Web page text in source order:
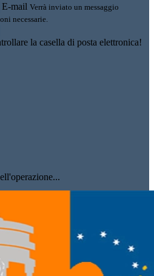
E-mail Verrà inviato un messaggio
necessarie.
la casella di posta elettronica!